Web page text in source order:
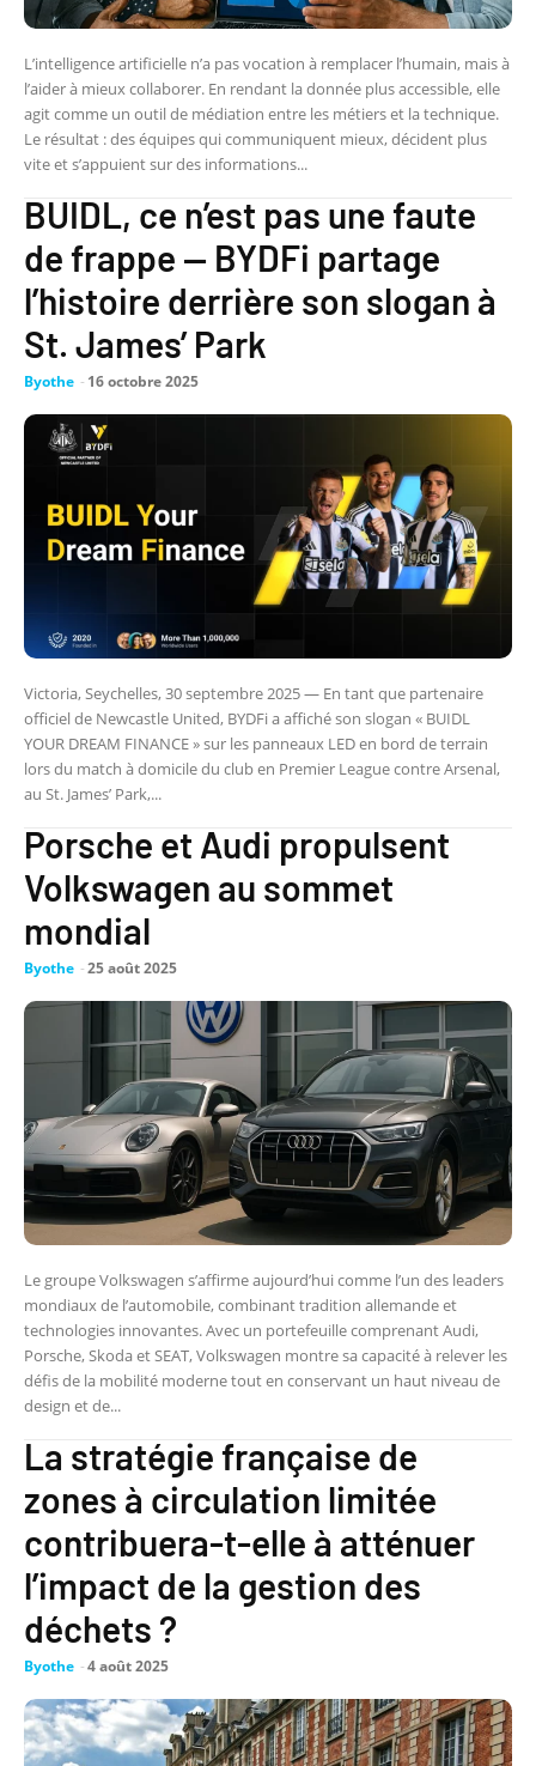
L’intelligence artificielle n’a pas vocation à remplacer l’humain, mais à
l’aider à mieux collaborer. En rendant la donnée plus accessible, elle
agit comme un outil de médiation entre les métiers et la technique.
Le résultat : des équipes qui communiquent mieux, décident plus
vite et s’appuient sur des informations...
BUIDL, ce n’est pas une faute
de frappe — BYDFi partage
l’histoire derrière son slogan à
St. James’ Park
Byothe - 16 octobre 2025
Victoria, Seychelles, 30 septembre 2025 — En tant que partenaire
officiel de Newcastle United, BYDFi a affiché son slogan « BUIDL
YOUR DREAM FINANCE » sur les panneaux LED en bord de terrain
lors du match à domicile du club en Premier League contre Arsenal,
au St. James’ Park,...
Porsche et Audi propulsent
Volkswagen au sommet
mondial
Byothe -25 août 2025
Le groupe Volkswagen s’affirme aujourd’hui comme l’un des leaders
mondiaux de l’automobile, combinant tradition allemande et
technologies innovantes. Avec un portefeuille comprenant Audi,
Porsche, Skoda et SEAT, Volkswagen montre sa capacité à relever les
défis de la mobilité moderne tout en conservant un haut niveau de
design et de...
La stratégie française de
zones à circulation limitée
contribuera-t-elle à atténuer
l’impact de la gestion des
déchets ?
Byothe -4 août 2025